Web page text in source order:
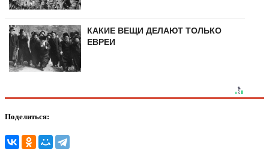
КАКИЕ ВЕЩИ ДЕЛАЮТ ТОЛЬКО
ЕВРЕИ
Поделиться: